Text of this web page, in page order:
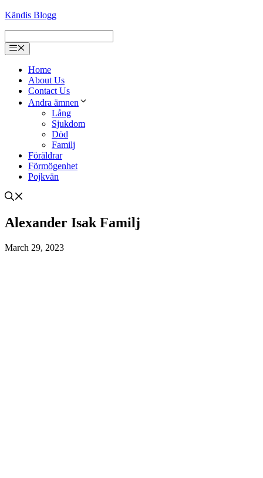
Kändis Blogg
Menu
Home
About Us
Contact Us
Andra ämnen
Lång
Sjukdom
Död
Familj
Föräldrar
Förmögenhet
Pojkvän
Alexander Isak Familj
March 29, 2023